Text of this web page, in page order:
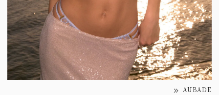
AUBADE